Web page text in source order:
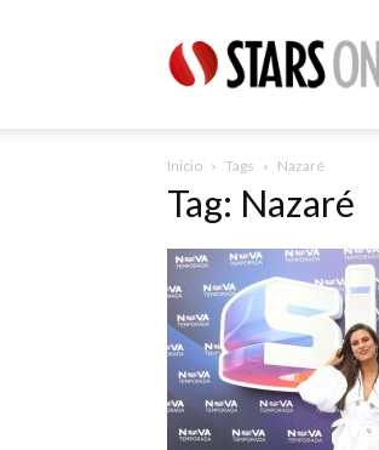
Online
Inicio Tags Nazaré
Tag: Nazaré